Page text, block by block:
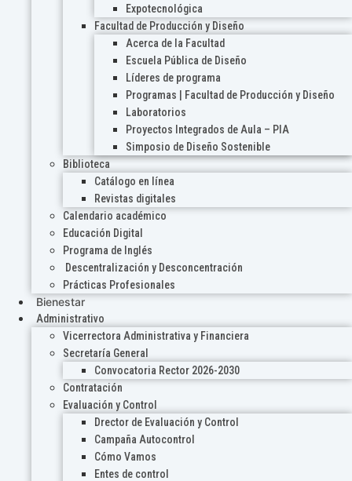
Expotecnológica
Facultad de Producción y Diseño
Acerca de la Facultad
Escuela Pública de Diseño
Líderes de programa
Programas | Facultad de Producción y Diseño
Laboratorios
Proyectos Integrados de Aula – PIA
Simposio de Diseño Sostenible
Biblioteca
Catálogo en línea
Revistas digitales
Calendario académico
Educación Digital
Programa de Inglés
Descentralización y Desconcentración
Prácticas Profesionales
Bienestar
Administrativo
Vicerrectora Administrativa y Financiera
Secretaría General
Convocatoria Rector 2026-2030
Contratación
Evaluación y Control
Drector de Evaluación y Control
Campaña Autocontrol
Cómo Vamos
Entes de control